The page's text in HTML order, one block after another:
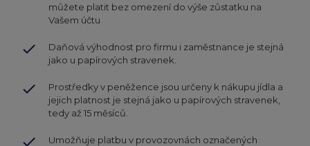
můžete platit bez omezení do výše zůstatku na
Vašem účtu
done
Daňová výhodnost pro firmu i zaměstnance je stejná
jako u papírových stravenek.
done
Prostředky v peněžence jsou určeny k nákupu jídla a
jejich platnost je stejná jako u papírových stravenek,
tedy až 15 měsíců.
done
Umožňuje platbu v provozovnách označených